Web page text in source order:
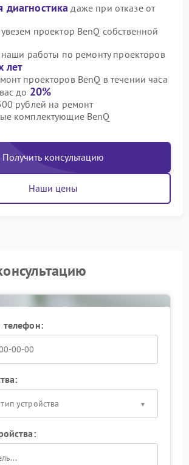
диагностика даже при отказе от
проектор BenQ собственной
наши работы по ремонту проекторов
лет
проекторов BenQ в течении часа
до 20%
рублей на ремонт
комплектующие BenQ
Получить консультацию
Наши цены
телефон:
устройства